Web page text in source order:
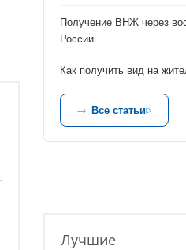
Получение ВНЖ через
России
Как получить вид на
Все статьи
Лучшие